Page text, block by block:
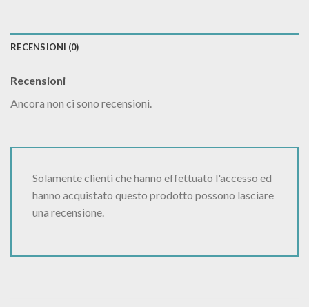
RECENSIONI (0)
Recensioni
Ancora non ci sono recensioni.
Solamente clienti che hanno effettuato l'accesso ed
hanno acquistato questo prodotto possono lasciare
una recensione.